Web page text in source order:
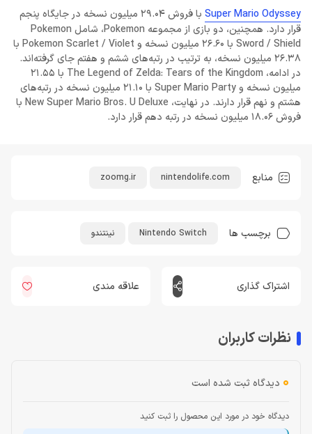
Super Mario Odyssey
با فروش 29.04 میلیون نسخه در جایگاه پنجم
قرار دارد. همچنین، دو بازی از مجموعه Pokemon، شامل Pokemon
Sword / Shield با 26.60 میلیون نسخه و Pokemon Scarlet / Violet با
26.38 میلیون نسخه، به ترتیب در رتبه‌های ششم و هفتم جای گرفته‌اند.
در ادامه، The Legend of Zelda: Tears of the Kingdom با 21.55
میلیون نسخه و Super Mario Party با 21.10 میلیون نسخه در رتبه‌های
هشتم و نهم قرار دارند. در نهایت، New Super Mario Bros. U Deluxe با
فروش 18.06 میلیون نسخه در رتبه دهم قرار دارد.
منابع nintendolife.com
zoomg.ir
برچسب ها Nintendo Switch نینتندو
اشتراک گذاری علاقه مندی
نظرات کاربران
0 دیدگاه ثبت شده است
دیدگاه خود در مورد این محصول را ثبت کنید